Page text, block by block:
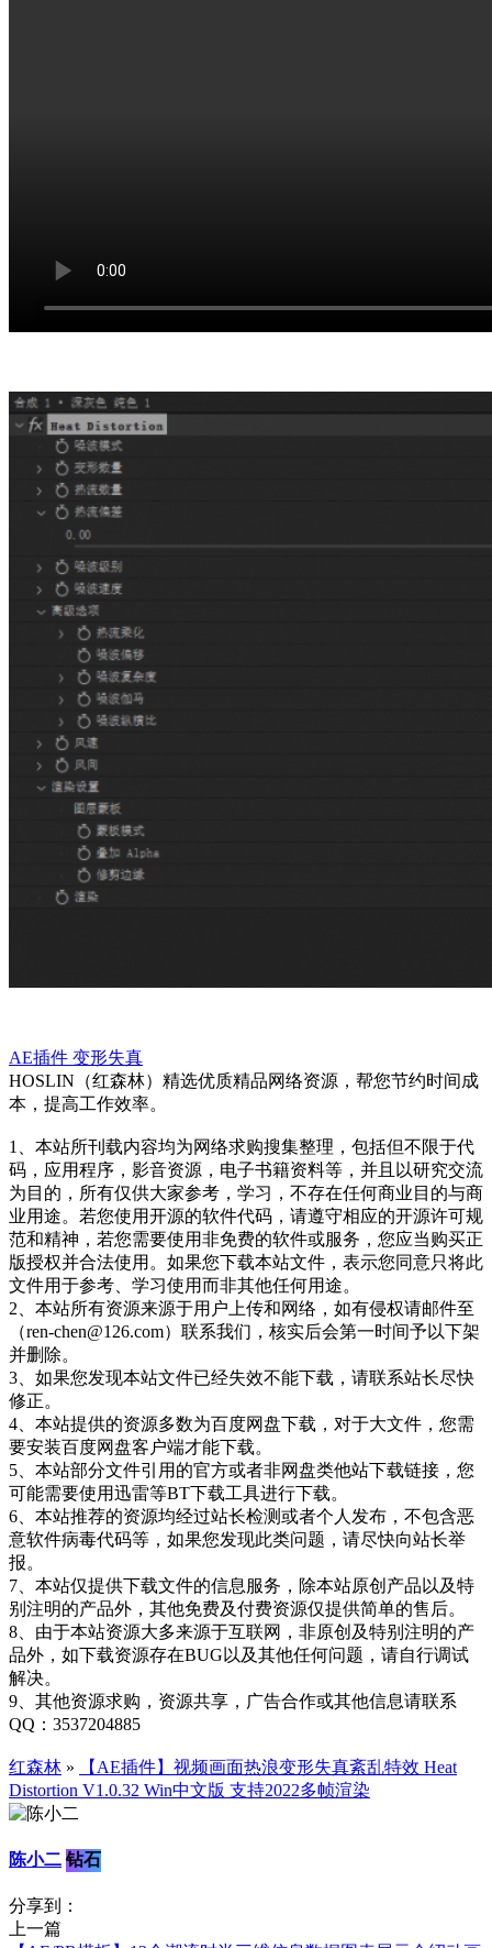
AE插件 变形失真
HOSLIN（红森林）精选优质精品网络资源，帮您节约时间成
本，提高工作效率。
1、本站所刊载内容均为网络求购搜集整理，包括但不限于代
码，应用程序，影音资源，电子书籍资料等，并且以研究交流
为目的，所有仅供大家参考，学习，不存在任何商业目的与商
业用途。若您使用开源的软件代码，请遵守相应的开源许可规
范和精神，若您需要使用非免费的软件或服务，您应当购买正
版授权并合法使用。如果您下载本站文件，表示您同意只将此
文件用于参考、学习使用而非其他任何用途。
2、本站所有资源来源于用户上传和网络，如有侵权请邮件至
（ren-chen@126.com）联系我们，核实后会第一时间予以下架
并删除。
3、如果您发现本站文件已经失效不能下载，请联系站长尽快
修正。
4、本站提供的资源多数为百度网盘下载，对于大文件，您需
要安装百度网盘客户端才能下载。
5、本站部分文件引用的官方或者非网盘类他站下载链接，您
可能需要使用迅雷等BT下载工具进行下载。
6、本站推荐的资源均经过站长检测或者个人发布，不包含恶
意软件病毒代码等，如果您发现此类问题，请尽快向站长举
报。
7、本站仅提供下载文件的信息服务，除本站原创产品以及特
别注明的产品外，其他免费及付费资源仅提供简单的售后。
8、由于本站资源大多来源于互联网，非原创及特别注明的产
品外，如下载资源存在BUG以及其他任何问题，请自行调试
解决。
9、其他资源求购，资源共享，广告合作或其他信息请联系
QQ：3537204885
红森林 »
【AE插件】视频画面热浪变形失真紊乱特效 Heat
Distortion V1.0.32 Win中文版 支持2022多帧渲染
陈小二 钻石
分享到：
上一篇